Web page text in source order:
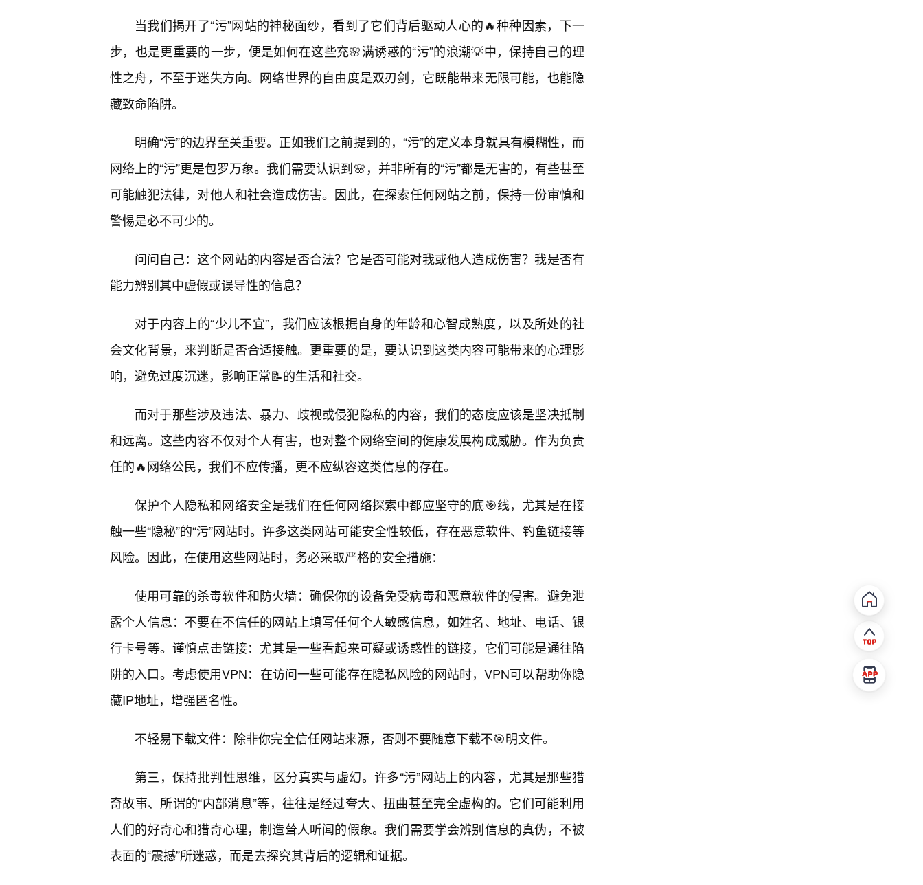
当我们揭开了“污”网站的神秘面纱，看到了它们背后驱动人心的🔥种种因素，下一
步，也是更重要的一步，便是如何在这些充🌸满诱惑的“污”的浪潮💡中，保持自己的理
性之舟，不至于迷失方向。网络世界的自由度是双刃剑，它既能带来无限可能，也能隐
藏致命陷阱。
明确“污”的边界至关重要。正如我们之前提到的，“污”的定义本身就具有模糊性，而
网络上的“污”更是包罗万象。我们需要认识到🌸，并非所有的“污”都是无害的，有些甚至
可能触犯法律，对他人和社会造成伤害。因此，在探索任何网站之前，保持一份审慎和
警惕是必不可少的。
问问自己：这个网站的内容是否合法？它是否可能对我或他人造成伤害？我是否有
能力辨别其中虚假或误导性的信息？
对于内容上的“少儿不宜”，我们应该根据自身的年龄和心智成熟度，以及所处的社
会文化背景，来判断是否合适接触。更重要的是，要认识到这类内容可能带来的心理影
响，避免过度沉迷，影响正常📝的生活和社交。
而对于那些涉及违法、暴力、歧视或侵犯隐私的内容，我们的态度应该是坚决抵制
和远离。这些内容不仅对个人有害，也对整个网络空间的健康发展构成威胁。作为负责
任的🔥网络公民，我们不应传播，更不应纵容这类信息的存在。
保护个人隐私和网络安全是我们在任何网络探索中都应坚守的底🎯线，尤其是在接
触一些“隐秘”的“污”网站时。许多这类网站可能安全性较低，存在恶意软件、钓鱼链接等
风险。因此，在使用这些网站时，务必采取严格的安全措施：
使用可靠的杀毒软件和防火墙：确保你的设备免受病毒和恶意软件的侵害。避免泄
露个人信息：不要在不信任的网站上填写任何个人敏感信息，如姓名、地址、电话、银
行卡号等。谨慎点击链接：尤其是一些看起来可疑或诱惑性的链接，它们可能是通往陷
阱的入口。考虑使用VPN：在访问一些可能存在隐私风险的网站时，VPN可以帮助你隐
藏IP地址，增强匿名性。
不轻易下载文件：除非你完全信任网站来源，否则不要随意下载不🎯明文件。
第三，保持批判性思维，区分真实与虚幻。许多“污”网站上的内容，尤其是那些猎
奇故事、所谓的“内部消息”等，往往是经过夸大、扭曲甚至完全虚构的。它们可能利用
人们的好奇心和猎奇心理，制造耸人听闻的假象。我们需要学会辨别信息的真伪，不被
表面的“震撼”所迷惑，而是去探究其背后的逻辑和证据。